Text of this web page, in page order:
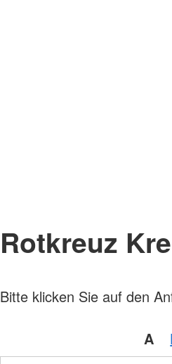
Rotkreuz
Bitte klicken Sie auf den
A